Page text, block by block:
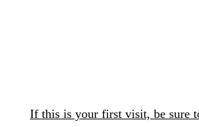
If this is your first visit, be sure